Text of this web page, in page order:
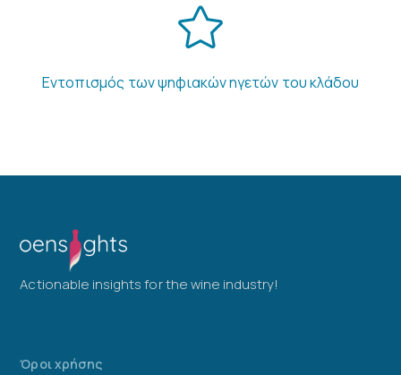
Εντοπισμός των ψηφιακών ηγετών του κλάδου
Actionable insights for the wine industry!
Όροι χρήσης